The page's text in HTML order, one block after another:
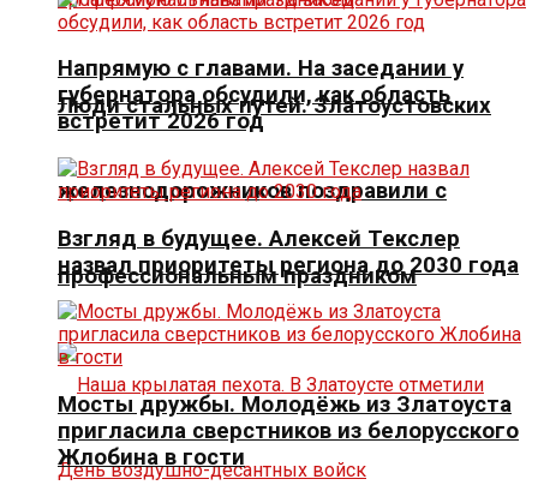
Люди стальных путей. Златоустовских
железнодорожников поздравили с
профессиональным праздником
Напрямую с главами. На заседании у
губернатора обсудили, как область
встретит 2026 год
Взгляд в будущее. Алексей Текслер
назвал приоритеты региона до 2030 года
Мосты дружбы. Молодёжь из Златоуста
пригласила сверстников из белорусского
Жлобина в гости